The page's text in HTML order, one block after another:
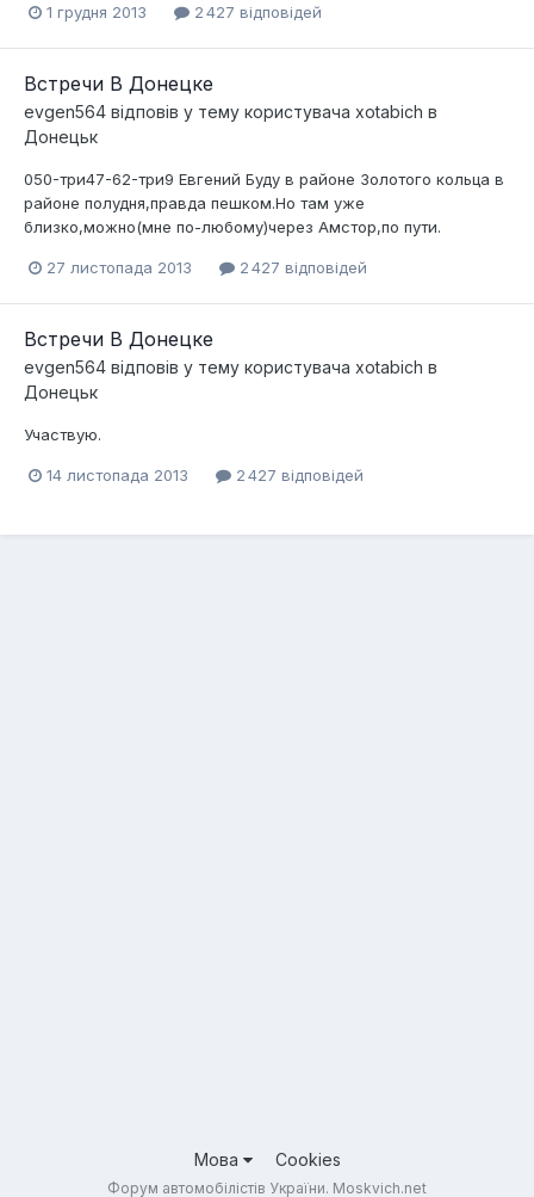
1 грудня 2013 2 427 відповідей
Встречи В Донецке
evgen564 відповів у тему користувача xotabich в
Донецьк
050-три47-62-три9 Евгений Буду в районе Золотого кольца в
районе полудня,правда пешком.Но там уже
близко,можно(мне по-любому)через Амстор,по пути.
27 листопада 2013 2 427 відповідей
Встречи В Донецке
evgen564 відповів у тему користувача xotabich в
Донецьк
Участвую.
14 листопада 2013 2 427 відповідей
Мова Cookies
Форум автомобілістів України. Moskvich.net